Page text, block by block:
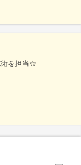
術を担当☆